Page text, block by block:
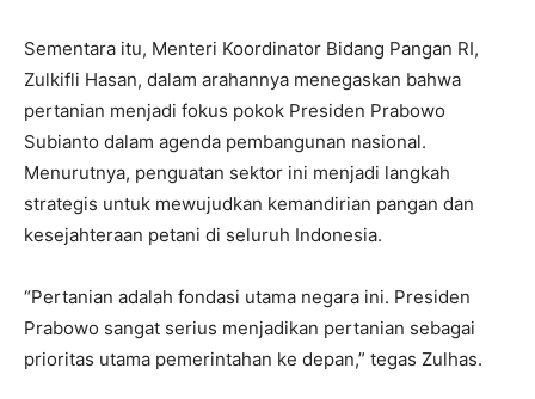
Sementara itu, Menteri Koordinator Bidang Pangan RI,
Zulkifli Hasan, dalam arahannya menegaskan bahwa
pertanian menjadi fokus pokok Presiden Prabowo
Subianto dalam agenda pembangunan nasional.
Menurutnya, penguatan sektor ini menjadi langkah
strategis untuk mewujudkan kemandirian pangan dan
kesejahteraan petani di seluruh Indonesia.
“Pertanian adalah fondasi utama negara ini. Presiden
Prabowo sangat serius menjadikan pertanian sebagai
prioritas utama pemerintahan ke depan,” tegas Zulhas.